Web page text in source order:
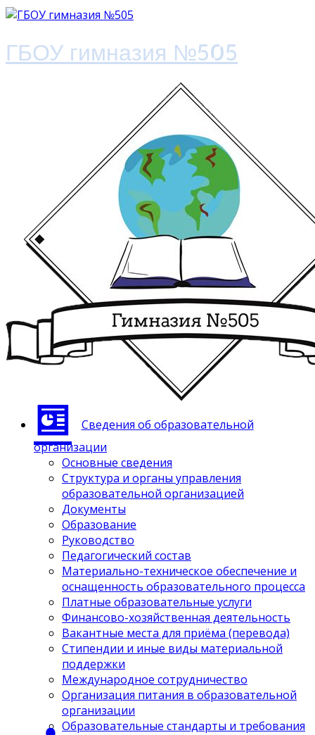
ГБОУ гимназия №505
Сведения об образовательной
организации
Основные сведения
Структура и органы управления
образовательной организацией
Документы
Образование
Руководство
Педагогический состав
Материально-техническое обеспечение и
оснащенность образовательного процесса
Платные образовательные услуги
Финансово-хозяйственная деятельность
Вакантные места для приёма (перевода)
Стипендии и иные виды материальной
поддержки
Международное сотрудничество
Организация питания в образовательной
организации
Образовательные стандарты и требования